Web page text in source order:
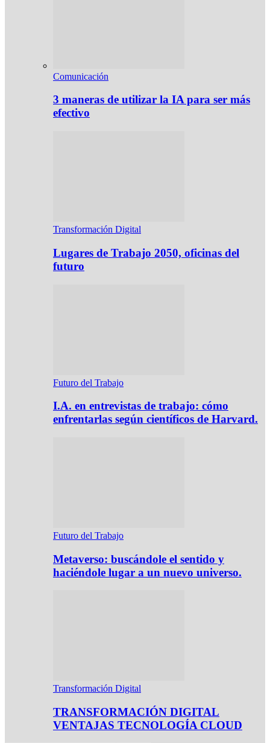
Comunicación
3 maneras de utilizar la IA para ser más
efectivo
Transformación Digital
Lugares de Trabajo 2050, oficinas del
futuro
Futuro del Trabajo
I.A. en entrevistas de trabajo: cómo
enfrentarlas según científicos de Harvard.
Futuro del Trabajo
Metaverso: buscándole el sentido y
haciéndole lugar a un nuevo universo.
Transformación Digital
TRANSFORMACIÓN DIGITAL
VENTAJAS TECNOLOGÍA CLOUD